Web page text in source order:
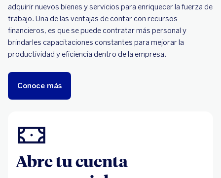
adquirir nuevos bienes y servicios para enriquecer la fuerza de
trabajo. Una de las ventajas de contar con recursos
financieros, es que se puede contratar más personal y
brindarles capacitaciones constantes para mejorar la
productividad y eficiencia dentro de la empresa.
Conoce más
Abre tu cuenta